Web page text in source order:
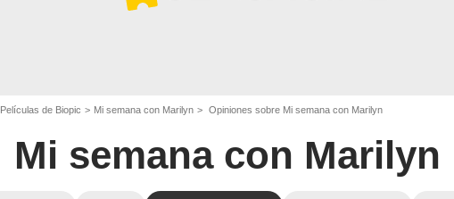
Películas de Biopic Mi semana con Marilyn Opiniones sobre Mi semana con Marilyn
Mi semana con Marilyn